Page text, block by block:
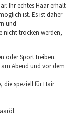
Ihr echtes Haar erhält
ist. Es ist daher
und
nicht trocken werden,
oder Sport treiben.
Abend und vor dem
die speziell für Hair